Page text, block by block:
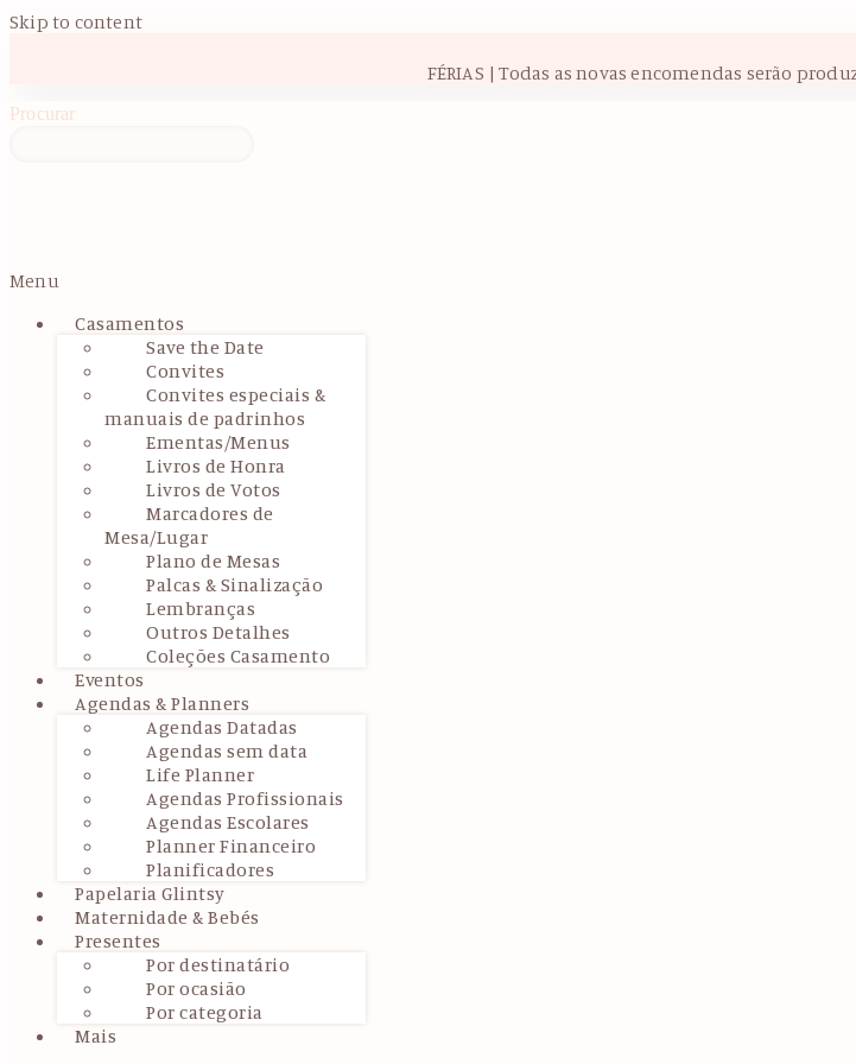
Skip to content
FÉRIAS | Todas as novas encomendas serão
Procurar
Menu
Casamentos
Save the Date
Convites
Convites especiais &
manuais de padrinhos
Ementas/Menus
Livros de Honra
Livros de Votos
Marcadores de
Mesa/Lugar
Plano de Mesas
Palcas & Sinalização
Lembranças
Outros Detalhes
Coleções Casamento
Eventos
Agendas & Planners
Agendas Datadas
Agendas sem data
Life Planner
Agendas Profissionais
Agendas Escolares
Planner Financeiro
Planificadores
Papelaria Glintsy
Maternidade & Bebés
Presentes
Por destinatário
Por ocasião
Por categoria
Mais